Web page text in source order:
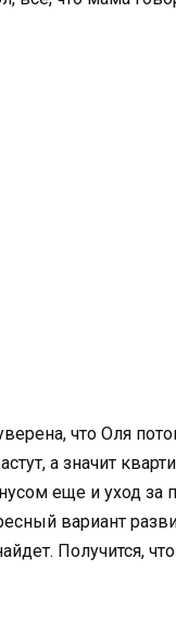
что Оля
а значит
еще и уход
вариант
Получится,